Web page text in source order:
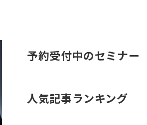
予約受付中のセミナー
人気記事ランキング